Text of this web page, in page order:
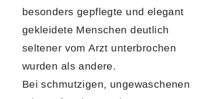
besonders gepflegte und elegant
gekleidete Menschen deutlich
seltener vom Arzt unterbrochen
wurden als andere.
Bei schmutzigen, ungewaschenen